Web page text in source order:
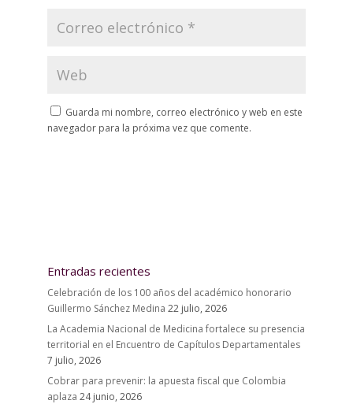
Guarda mi nombre, correo electrónico y web en este
navegador para la próxima vez que comente.
Entradas recientes
Celebración de los 100 años del académico honorario
Guillermo Sánchez Medina 22 julio, 2026
La Academia Nacional de Medicina fortalece su presencia
territorial en el Encuentro de Capítulos Departamentales
7 julio, 2026
Cobrar para prevenir: la apuesta fiscal que Colombia
aplaza 24 junio, 2026